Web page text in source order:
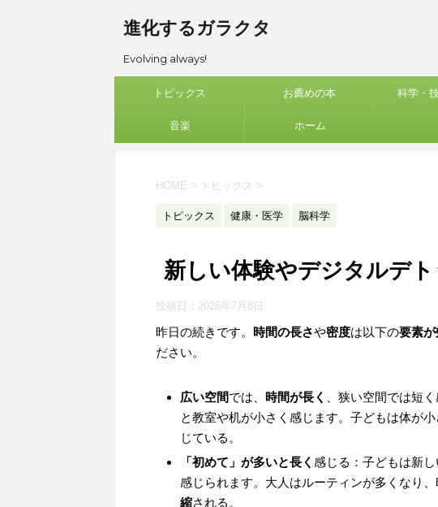
進化するガラクタ
Evolving always!
トピックス お薦めの本 科学・
音楽 ホーム
HOME > トピックス >
トピックス 健康・医学 脳科学
新しい体験やデジタルデ
投稿日： 2026年7月8日
昨日の続きです。 時間の長さや密度は以下の要素
ださい。
広い空間では、 時間が長く
、狭い空間では短
と教室や机が小さく感じます。子どもは体が
じている。
「初めて」が多いと長く 感じる：子どもは新
感じられます。大人はルーティンが多くなり
縮される。